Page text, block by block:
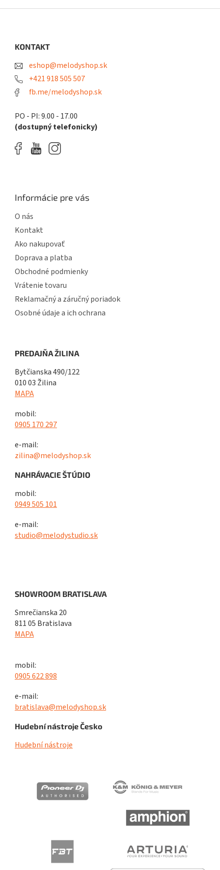
KONTAKT
eshop@melodyshop.sk
+421 918 505 507
fb.me/melodyshop.sk
PO - PI: 9.00 - 17.00
(dostupný telefonicky)
Informácie pre vás
O nás
Kontakt
Ako nakupovať
Doprava a platba
Obchodné podmienky
Vrátenie tovaru
Reklamačný a záručný poriadok
Osobné údaje a ich ochrana
PREDAJŇA ŽILINA
Bytčianska 490/122
010 03 Žilina
MAPA
mobil:
0905 170 297
e-mail:
zilina@melodyshop.sk
NAHRÁVACIE ŠTÚDIO
mobil:
0949 505 101
e-mail:
studio@melodystudio.sk
SHOWROOM BRATISLAVA
Smrečianska 20
811 05 Bratislava
MAPA
mobil:
0905 622 898
e-mail:
bratislava@melodyshop.sk
Hudební nástroje Česko
Hudební nástroje